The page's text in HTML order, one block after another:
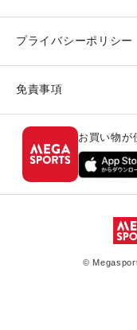
プライバシーポリシー
免責事項
お買い物が
©